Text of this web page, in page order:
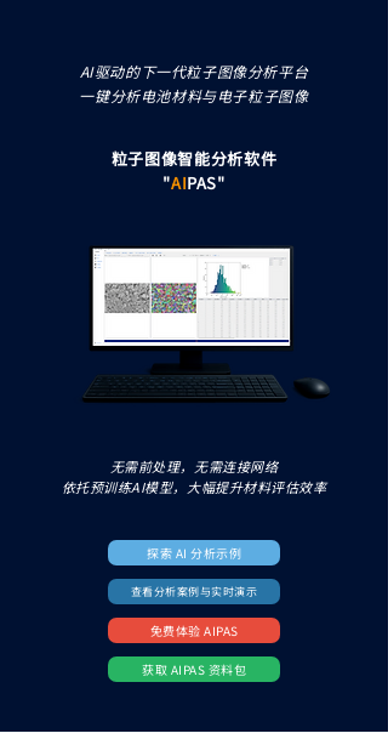
AI驱动的下一代粒子图像分析平台
一键分析电池材料与电子粒子图像
粒子图像智能分析软件
"AIPAS"
无需前处理，无需连接网络
依托预训练AI模型，大幅提升材料评估效率
探索 AI 分析示例
查看分析案例与实时演示
免费体验 AIPAS
获取 AIPAS 资料包